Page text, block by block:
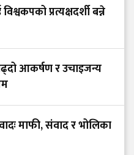
प्रत्यक्षदर्शी बन्ने
आकर्षण र उचाइजन्य
माफी, संवाद र भोलिका